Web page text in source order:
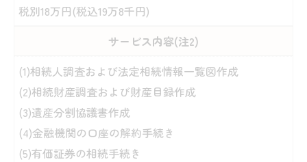
税別18万円(税込19万8千円)
サービス内容(注2)
(1)相続人調査および法定相続情報一覧図作成
(2)相続財産調査および財産目録作成
(3)遺産分割協議書作成
(4)金融機関の口座の解約手続き
(5)有価証券の相続手続き